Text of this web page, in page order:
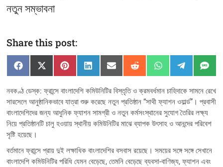
নতুন সম্ভাবনা
Share this post:
Share
on
F
a
e
b
o
o
k
Share
on
X
(
w
i
t
t
e
r
Share
on
P
i
t
e
r
e
s
t
Share
on
L
i
k
e
d
I
n
Share
on
E
m
i
l
Share
on
R
e
d
i
t
Share
on
W
h
t
s
A
p
p
Share
on
e
e
g
r
a
m
on
S
M
নবকণ্ঠ ডেস্ক: ফ্রান্সে বাংলাদেশি কমিউনিটির বিস্তৃতি ও ক্রমবর্ধমান চাহিদাকে সামনে রেখে
সারসেলে আনুষ্ঠানিকভাবে যাত্রা শুরু করেছে নতুন প্রতিষ্ঠান “সাথী ফ্যাশন ওয়ার্ল্ড”। প্রবাসী
বাংলাদেশিদের জন্য আধুনিক ফ্যাশন সামগ্রী ও নতুন কর্মসংস্থানের সুযোগ তৈরির লক্ষ্য
নিয়ে প্রতিষ্ঠানটি চালু হওয়ায় স্থানীয় কমিউনিটির মাঝে ব্যাপক উৎসাহ ও আনন্দের পরিবেশ
সৃষ্টি হয়েছে।
বর্তমানে ফ্রান্সে প্রায় দুই লক্ষাধিক বাংলাদেশির বসবাস রয়েছে। সময়ের সঙ্গে সঙ্গে সেখানে
বাংলাদেশি কমিউনিটির পরিধি যেমন বেড়েছে, তেমনি বেড়েছে ব্যবসা-বাণিজ্য, ফ্যাশন এবং